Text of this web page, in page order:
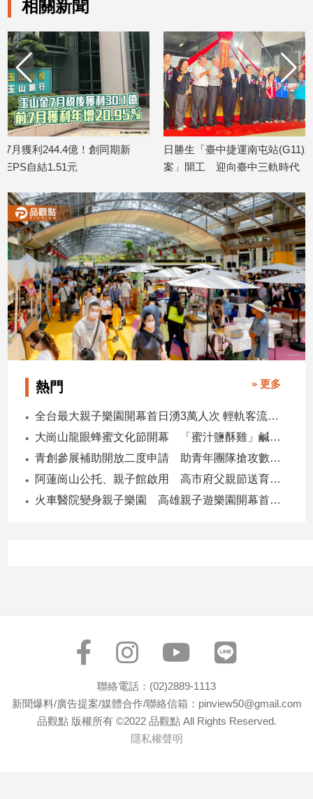
合
作
媒
體
投
稿
區
【我
的
觀
點】
相關新聞
日勝生「臺中捷運南屯站(G11)土地開發
案」開工 迎向臺中三軌時代
金研院、集保、投
TISA金融教育 將
熱門 » 更多
全台最大親子樂園開幕首日湧3萬人次 輕軌客流增20倍
大崗山龍眼蜂蜜文化節開幕 「蜜汁鹽酥雞」鹹甜跨界搶話題
青創參展補助開放二度申請 助青年團隊搶攻數位轉型商機
阿蓮崗山公托、親子館啟用 高市府父親節送育兒暖禮
火車醫院變身親子樂園 高雄親子遊樂園開幕首日爆棚
聯絡電話：(02)2889-1113
新聞爆料/廣告提案/媒體合作/聯絡信箱：pinview50@gmail.com
品觀點 版權所有 ©2022 品觀點 All Rights Reserved.
隱私權聲明